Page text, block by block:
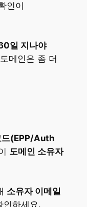
인이
일 지나야
메인은 좀 더
드(EPP/Auth
도메인 소유자
소유자 이메일
인하세요.